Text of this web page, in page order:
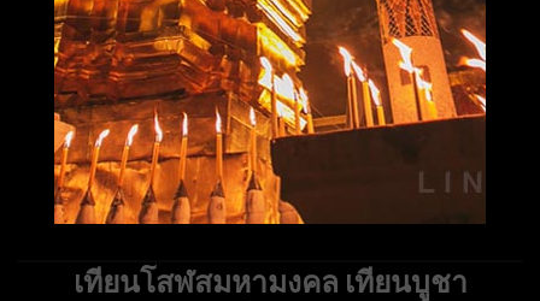
เทียนโสฬสมหามงคล เทียนบูชา